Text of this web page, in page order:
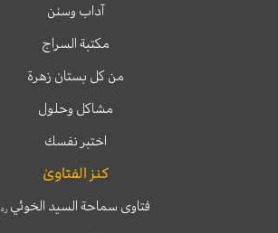
آداب وسنن
مكتبة السراج
من كل بستان زهرة
مشاكل وحلول
اختبر نفسك
كنز الفتاوىٰ
فتاوى سماحة السيد الخوئيره